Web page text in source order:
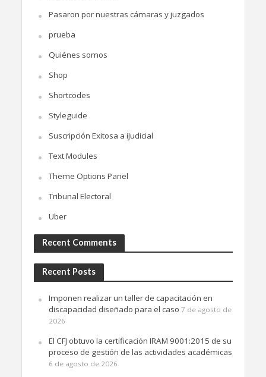
Pasaron por nuestras cámaras y juzgados
prueba
Quiénes somos
Shop
Shortcodes
Styleguide
Suscripción Exitosa a iJudicial
Text Modules
Theme Options Panel
Tribunal Electoral
Uber
Recent Comments
Recent Posts
Imponen realizar un taller de capacitación en
discapacidad diseñado para el caso 7 de agosto de
2026
El CFJ obtuvo la certificación IRAM 9001:2015 de su
proceso de gestión de las actividades académicas
6 de agosto de 2026